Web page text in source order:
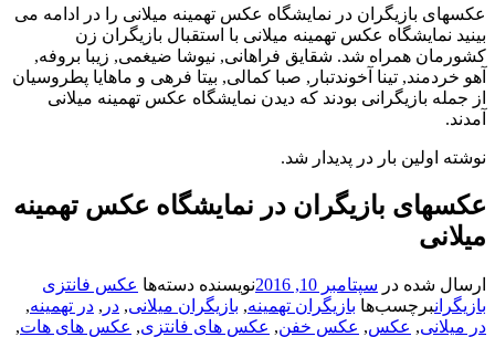
عکسهای بازیگران در نمایشگاه عکس تهمینه میلانی را در ادامه می
بینید نمایشگاه عکس تهمینه میلانی با استقبال بازیگران زن
کشورمان همراه شد. شقایق فراهانی, نیوشا ضیغمی, زیبا بروفه,
آهو خردمند, تینا آخوندتبار, صبا کمالی, بیتا فرهی و ماهایا پطروسیان
از جمله بازیگرانی بودند که دیدن نمایشگاه عکس تهمینه میلانی
آمدند.
نوشته اولین بار در پدیدار شد.
عکسهای بازیگران در نمایشگاه عکس تهمینه
میلانی
ارسال شده در سپتامبر 10, 2016 نویسنده دسته‌ها عکس فانتزی
بازیگرانبرچسب‌ها بازیگران تهمینه, بازیگران میلانی, در , در تهمینه,
در میلانی, عکس, عکس خفن, عکس های فانتزی, عکس های هات,